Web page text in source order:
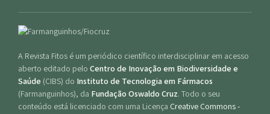
A Revista Fitos é um periódico científico interdisciplinar em acesso
aberto editado pelo Centro de Inovação em Biodiversidade e
Saúde (CIBS) do Instituto de Tecnologia em Fármacos
(Farmanguinhos), da Fundação Oswaldo Cruz. Todo o seu
conteúdo está licenciado com uma Licença Creative Commons -